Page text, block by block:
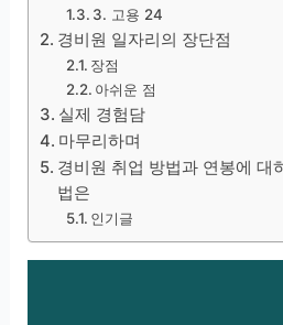
3. 고용 24
경비원 일자리의 장단점
장점
아쉬운 점
실제 경험담
마무리하며
경비원 취업 방법과 연봉에 대
법은
인기글